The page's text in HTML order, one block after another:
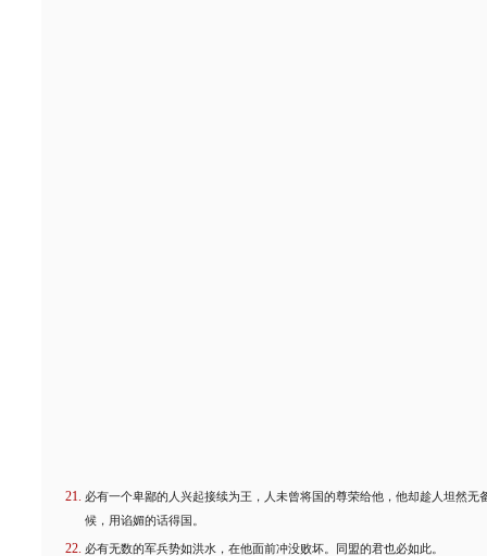
必有一个卑鄙的人兴起接续为王，人未曾将国的尊荣给他，他却趁人坦然无
候，用谄媚的话得国。
必有无数的军兵势如洪水，在他面前冲没败坏。同盟的君也必如此。